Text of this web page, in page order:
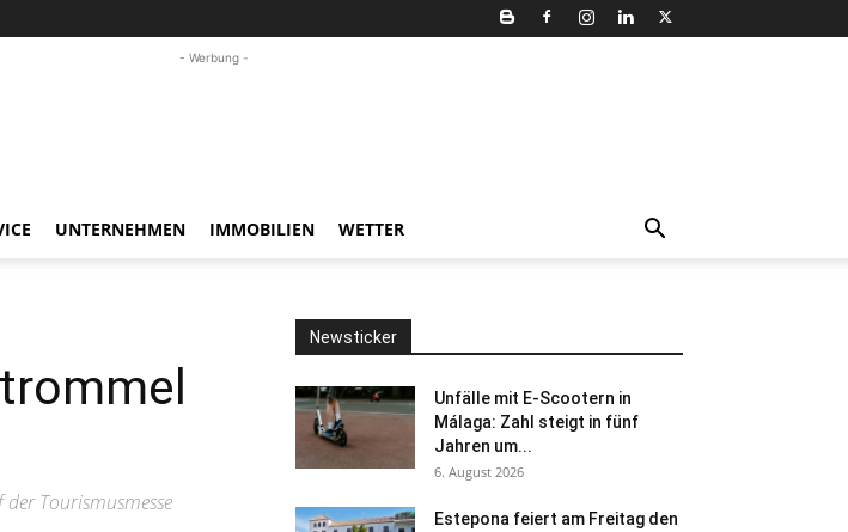
- Werbung -
UNTERNEHMEN IMMOBILIEN WETTER
Tourismusmesse
Newsticker
Unfälle mit E-Scootern in
Málaga: Zahl steigt in fünf
Jahren um...
6. August 2026
Estepona feiert am Freitag den